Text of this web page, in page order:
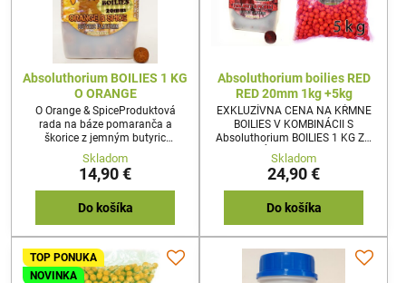
Absoluthorium BOILIES 1 KG
O ORANGE
O Orange & SpiceProduktová
rada na báze pomaranča a
škorice z jemným butyric
základom. Boilies s vysokou
tvrdosťou a dlhou výdržou vo
vode vďaka caseinu a sušeným
bielkom.Prenikavo a stabilne
aromatické vďaka
prísadám.
Skladom
14,90 €
Do košíka
Absoluthorium boilies RED
RED 20mm 1kg +5kg
EXKLUZÍVNA CENA NA KŔMNE
BOILIES V KOMBINÁCII S
Absoluthorium BOILIES 1 KG ZA
1KG KŔMNEHO BOILIES =
2€/1KGCelkovo tak získate
prefektnú chytaciu zostavu a
cena boilies Vás tak Vyjde na
4,15€ za 1kg !!!! Originál ROBIN
Boilies s vysokou tvrdosťou a
dlhou výdržou vo vode vďaka
caseinu a sušeným bielkom.
Skladom
24,90 €
Do košíka
TOP PONUKA
NOVINKA